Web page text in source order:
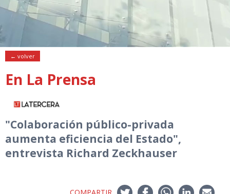
← volver
En La Prensa
"Colaboración público-privada
aumenta eficiencia del Estado",
entrevista Richard Zeckhauser